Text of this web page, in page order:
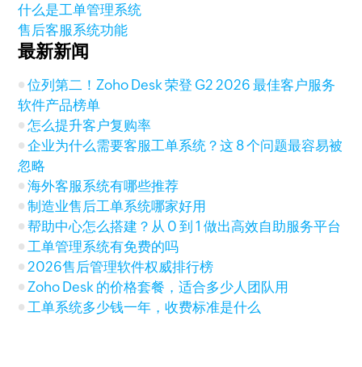
什么是工单管理系统
售后客服系统功能
最新新闻
位列第二！Zoho Desk 荣登 G2 2026 最佳客户服务
软件产品榜单
怎么提升客户复购率
企业为什么需要客服工单系统？这 8 个问题最容易被
忽略
海外客服系统有哪些推荐
制造业售后工单系统哪家好用
帮助中心怎么搭建？从 0 到 1 做出高效自助服务平台
工单管理系统有免费的吗
2026售后管理软件权威排行榜
Zoho Desk 的价格套餐，适合多少人团队用
工单系统多少钱一年，收费标准是什么